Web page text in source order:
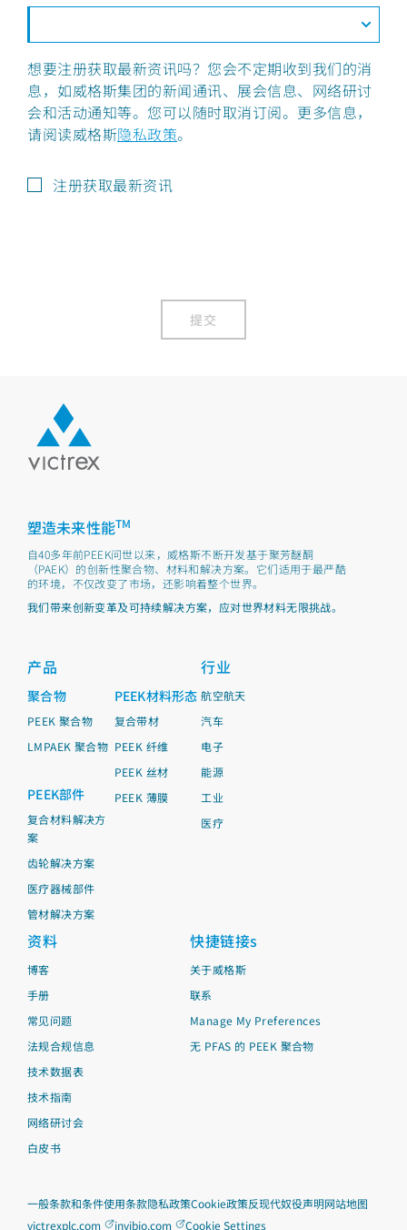
想要注册获取最新资讯吗？您会不定期收到我们的消
息，如威格斯集团的新闻通讯、展会信息、网络研讨
会和活动通知等。您可以随时取消订阅。更多信息，
请阅读威格斯隐私政策。
注册获取最新资讯
提交
塑造未来性能TM
自40多年前PEEK问世以来，威格斯不断开发基于聚芳醚酮
（PAEK）的创新性聚合物、材料和解决方案。它们适用于最严酷
的环境，不仅改变了市场，还影响着整个世界。
我们带来创新变革及可持续解决方案，应对世界材料无限挑战。
产品
聚合物
PEEK 聚合物
LMPAEK 聚合物
PEEK部件
复合材料解决方
案
齿轮解决方案
医疗器械部件
管材解决方案
PEEK材料形态
复合带材
PEEK 纤维
PEEK 丝材
PEEK 薄膜
行业
航空航天
汽车
电子
能源
工业
医疗
资料
博客
手册
常见问题
法规合规信息
技术数据表
技术指南
网络研讨会
白皮书
快捷链接s
关于威格斯
联系
Manage My Preferences
无 PFAS 的 PEEK 聚合物
一般条款和条件使用条款隐私政策Cookie政策反现代奴役声明网站地图
victrexplc.com
invibio.com Cookie Settings